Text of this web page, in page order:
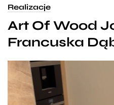
Realizacje
Art Of Wood
Francuska